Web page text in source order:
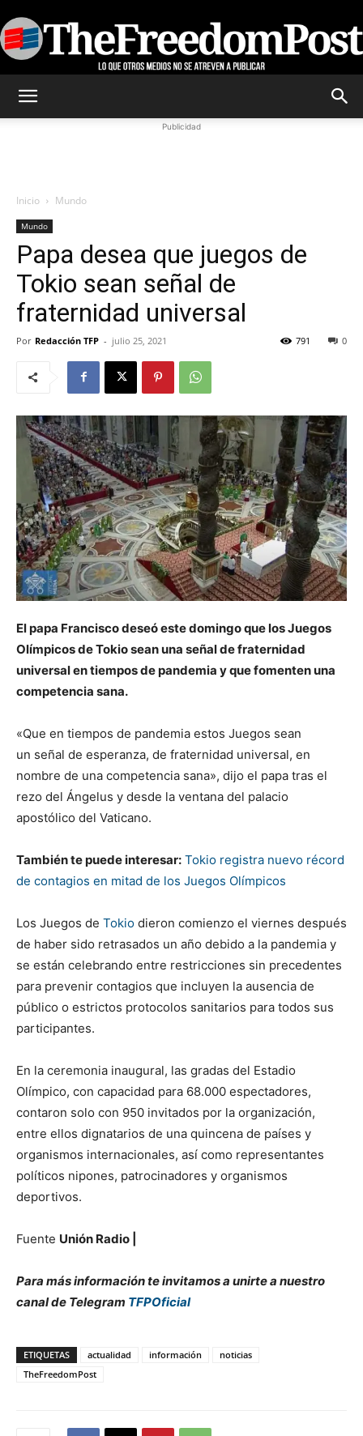
Publicidad
Inicio Mundo
Mundo
Papa desea que juegos de
Tokio sean señal de
fraternidad universal
Por Redacción TFP - julio 25, 2021 0
791
El papa Francisco deseó este domingo que los Juegos
Olímpicos de Tokio sean una señal de fraternidad
universal en tiempos de pandemia y que fomenten una
competencia sana.
«Que en tiempos de pandemia estos Juegos sean
un señal de esperanza, de fraternidad universal, en
nombre de una competencia sana», dijo el papa tras el
rezo del Ángelus y desde la ventana del palacio
apostólico del Vaticano.
También te puede interesar: Tokio registra nuevo récord
de contagios en mitad de los Juegos Olímpicos
Los Juegos de Tokio dieron comienzo el viernes después
de haber sido retrasados un año debido a la pandemia y
se están celebrando entre restricciones sin precedentes
para prevenir contagios que incluyen la ausencia de
público o estrictos protocolos sanitarios para todos sus
participantes.
En la ceremonia inaugural, las gradas del Estadio
Olímpico, con capacidad para 68.000 espectadores,
contaron solo con 950 invitados por la organización,
entre ellos dignatarios de una quincena de países y
organismos internacionales, así como representantes
políticos nipones, patrocinadores y organismos
deportivos.
Fuente Unión Radio |
Para más información te invitamos a unirte a nuestro
canal de Telegram TFPOficial
ETIQUETAS actualidad información
noticias
TheFreedomPost